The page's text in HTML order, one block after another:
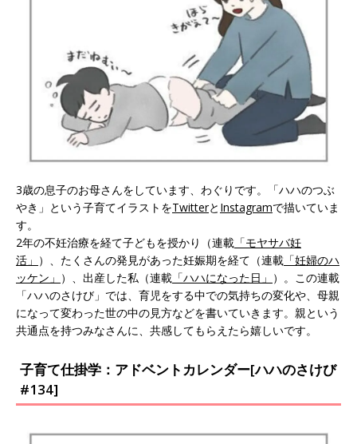
3歳の息子のお母さんをしています、わぐりです。「ハハのつぶ
やき」という子育てイラストをTwitterと Instagramで描いていま
す。
2年の不妊治療を経て子どもを授かり（連載 「モヤサバ妊
活」 ）、たくさんの発見があった妊娠期を経て（連載 「妊婦のハ
ッケン」 ）、出産した私（連載 「ハハになった日」 ）。この連載
「ハハのさけび」では、育児をする中での気持ちの変化や、母親
になって変わった世の中の見方などを書いていきます。親という
共通点を持つみなさんに、共感してもらえたら嬉しいです。
子育て仕掛学：アドベントカレンダー[ハハのさけび
#134]